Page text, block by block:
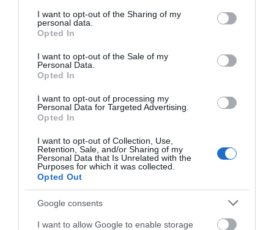
not limited to your visit or usage behaviour. You may click to
grant or deny consent to Google and its third-party tags to
use your data for below specified purposes in below Google
consent section.
I want to opt-out of the Sharing of my
personal data.
Opted In
I want to opt-out of the Sale of my
Personal Data.
Opted In
I want to opt-out of processing my
Personal Data for Targeted Advertising.
Opted In
I want to opt-out of Collection, Use,
Retention, Sale, and/or Sharing of my
Personal Data that Is Unrelated with the
Purposes for which it was collected.
Opted Out
Google consents
I want to allow Google to enable storage
Προγραμματισμένα
Σεμινάρια